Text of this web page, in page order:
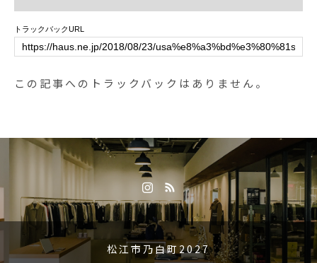
matsue #島根#松江
トラックバックURL
この記事へのトラックバックはありません。
松江市乃白町2027